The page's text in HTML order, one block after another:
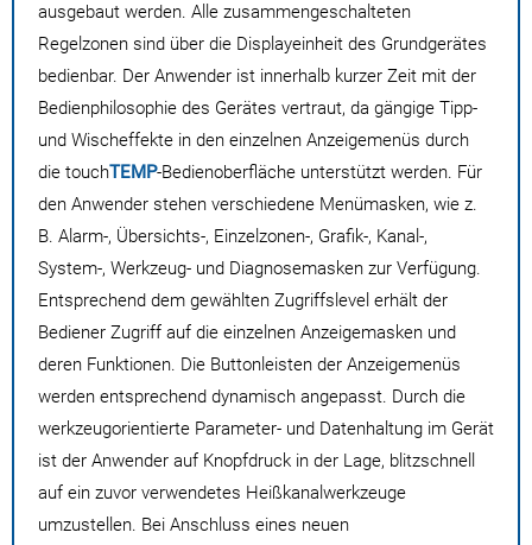
ausgebaut werden. Alle zusammengeschalteten
Regelzonen sind über die Displayeinheit des Grundgerätes
bedienbar. Der Anwender ist innerhalb kurzer Zeit mit der
Bedienphilosophie des Gerätes vertraut, da gängige Tipp-
und Wischeffekte in den einzelnen Anzeigemenüs durch
die touchTEMP-Bedienoberfläche unterstützt werden. Für
den Anwender stehen verschiedene Menümasken, wie z.
B. Alarm-, Übersichts-, Einzelzonen-, Grafik-, Kanal-,
System-, Werkzeug- und Diagnosemasken zur Verfügung.
Entsprechend dem gewählten Zugriffslevel erhält der
Bediener Zugriff auf die einzelnen Anzeigemasken und
deren Funktionen. Die Buttonleisten der Anzeigemenüs
werden entsprechend dynamisch angepasst. Durch die
werkzeugorientierte Parameter- und Datenhaltung im Gerät
ist der Anwender auf Knopfdruck in der Lage, blitzschnell
auf ein zuvor verwendetes Heißkanalwerkzeuge
umzustellen. Bei Anschluss eines neuen